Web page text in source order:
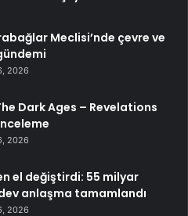
Meclisi’nde çevre ve
2026
Dark Ages – Revelations
2026
el değiştirdi: 55 milyar
anlaşma tamamlandı
2026